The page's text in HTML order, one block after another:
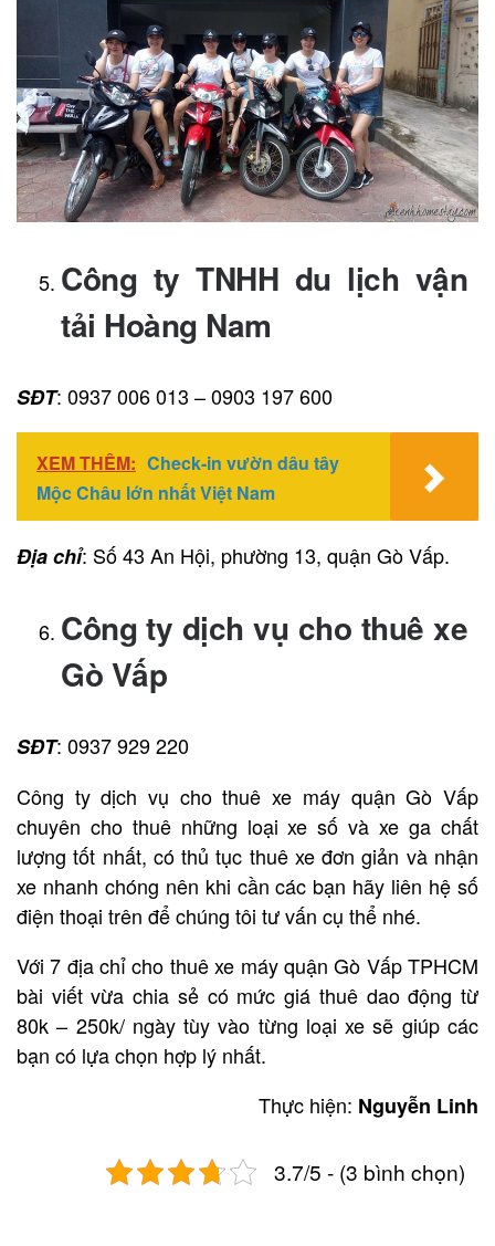
Công ty TNHH du lịch vận
tải Hoàng Nam
SĐT: 0937 006 013 – 0903 197 600
XEM THÊM: Check-in vườn dâu tây
Mộc Châu lớn nhất Việt Nam
Địa chỉ: Số 43 An Hội, phường 13, quận Gò Vấp.
Công ty dịch vụ cho thuê xe
Gò Vấp
SĐT: 0937 929 220
Công ty dịch vụ cho thuê xe máy quận Gò Vấp
chuyên cho thuê những loại xe số và xe ga chất
lượng tốt nhất, có thủ tục thuê xe đơn giản và nhận
xe nhanh chóng nên khi cần các bạn hãy liên hệ số
điện thoại trên để chúng tôi tư vấn cụ thể nhé.
Với 7 địa chỉ cho thuê xe máy quận Gò Vấp TPHCM
bài viết vừa chia sẻ có mức giá thuê dao động từ
80k – 250k/ ngày tùy vào từng loại xe sẽ giúp các
bạn có lựa chọn hợp lý nhất.
Thực hiện: Nguyễn Linh
3.7/5 - (3 bình chọn)